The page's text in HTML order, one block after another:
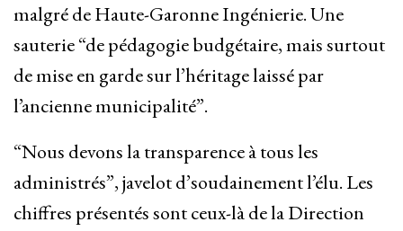
malgré de Haute-Garonne Ingénierie. Une
sauterie “de pédagogie budgétaire, mais surtout
de mise en garde sur l’héritage laissé par
l’ancienne municipalité”.
“Nous devons la transparence à tous les
administrés”, javelot d’soudainement l’élu. Les
chiffres présentés sont ceux-là de la Direction